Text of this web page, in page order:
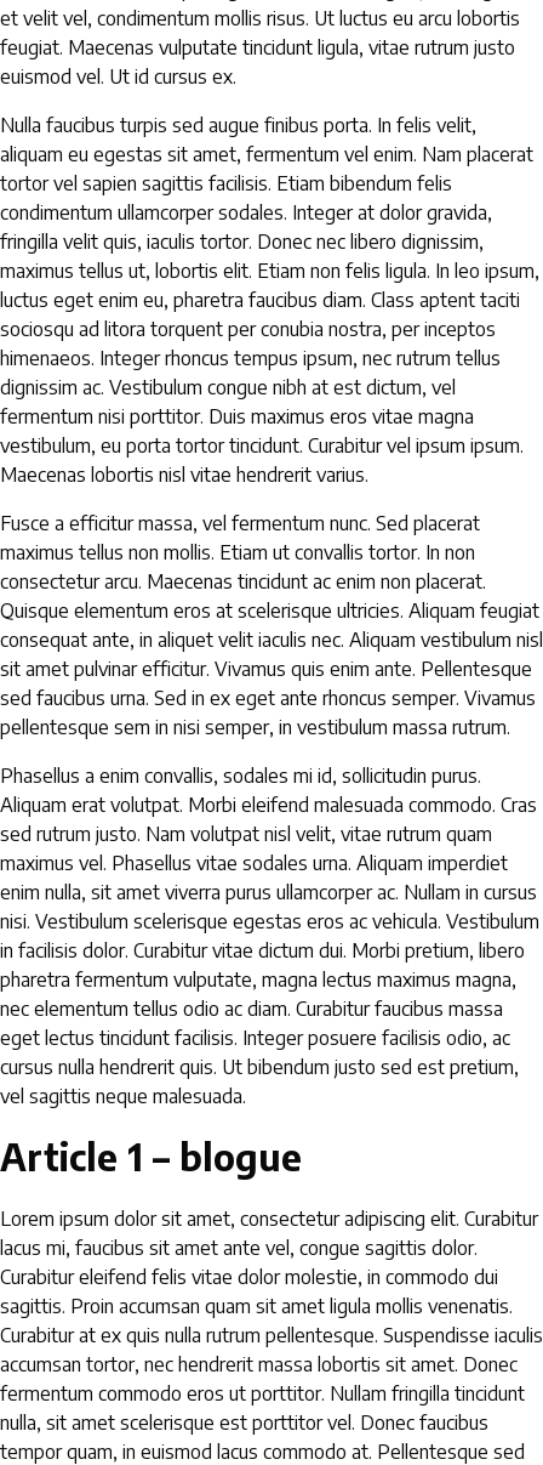
et velit vel, condimentum mollis risus. Ut luctus eu arcu lobortis
feugiat. Maecenas vulputate tincidunt ligula, vitae rutrum justo
euismod vel. Ut id cursus ex.
Nulla faucibus turpis sed augue finibus porta. In felis velit,
aliquam eu egestas sit amet, fermentum vel enim. Nam placerat
tortor vel sapien sagittis facilisis. Etiam bibendum felis
condimentum ullamcorper sodales. Integer at dolor gravida,
fringilla velit quis, iaculis tortor. Donec nec libero dignissim,
maximus tellus ut, lobortis elit. Etiam non felis ligula. In leo ipsum,
luctus eget enim eu, pharetra faucibus diam. Class aptent taciti
sociosqu ad litora torquent per conubia nostra, per inceptos
himenaeos. Integer rhoncus tempus ipsum, nec rutrum tellus
dignissim ac. Vestibulum congue nibh at est dictum, vel
fermentum nisi porttitor. Duis maximus eros vitae magna
vestibulum, eu porta tortor tincidunt. Curabitur vel ipsum ipsum.
Maecenas lobortis nisl vitae hendrerit varius.
Fusce a efficitur massa, vel fermentum nunc. Sed placerat
maximus tellus non mollis. Etiam ut convallis tortor. In non
consectetur arcu. Maecenas tincidunt ac enim non placerat.
Quisque elementum eros at scelerisque ultricies. Aliquam feugiat
consequat ante, in aliquet velit iaculis nec. Aliquam vestibulum nisl
sit amet pulvinar efficitur. Vivamus quis enim ante. Pellentesque
sed faucibus urna. Sed in ex eget ante rhoncus semper. Vivamus
pellentesque sem in nisi semper, in vestibulum massa rutrum.
Phasellus a enim convallis, sodales mi id, sollicitudin purus.
Aliquam erat volutpat. Morbi eleifend malesuada commodo. Cras
sed rutrum justo. Nam volutpat nisl velit, vitae rutrum quam
maximus vel. Phasellus vitae sodales urna. Aliquam imperdiet
enim nulla, sit amet viverra purus ullamcorper ac. Nullam in cursus
nisi. Vestibulum scelerisque egestas eros ac vehicula. Vestibulum
in facilisis dolor. Curabitur vitae dictum dui. Morbi pretium, libero
pharetra fermentum vulputate, magna lectus maximus magna,
nec elementum tellus odio ac diam. Curabitur faucibus massa
eget lectus tincidunt facilisis. Integer posuere facilisis odio, ac
cursus nulla hendrerit quis. Ut bibendum justo sed est pretium,
vel sagittis neque malesuada.
Article 1 – blogue
Lorem ipsum dolor sit amet, consectetur adipiscing elit. Curabitur
lacus mi, faucibus sit amet ante vel, congue sagittis dolor.
Curabitur eleifend felis vitae dolor molestie, in commodo dui
sagittis. Proin accumsan quam sit amet ligula mollis venenatis.
Curabitur at ex quis nulla rutrum pellentesque. Suspendisse iaculis
accumsan tortor, nec hendrerit massa lobortis sit amet. Donec
fermentum commodo eros ut porttitor. Nullam fringilla tincidunt
nulla, sit amet scelerisque est porttitor vel. Donec faucibus
tempor quam, in euismod lacus commodo at. Pellentesque sed